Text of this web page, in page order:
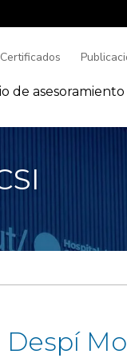
Certificados
de